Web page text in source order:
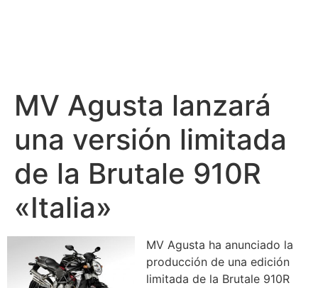
MV Agusta lanzará
una versión limitada
de la Brutale 910R
«Italia»
MV Agusta ha anunciado la
producción de una edición
limitada de la Brutale 910R